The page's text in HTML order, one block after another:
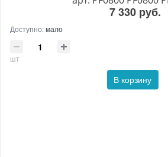
7 330 руб.
Доступно:мало
шт
В корзину